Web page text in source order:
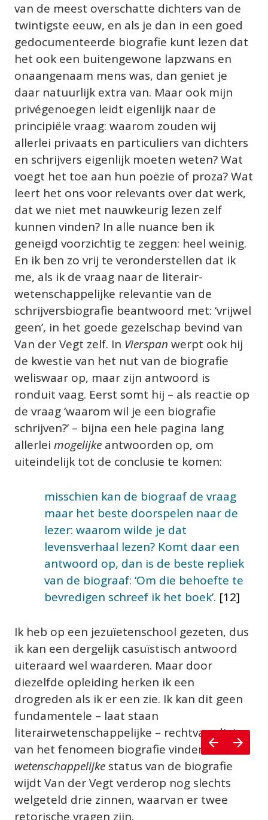
van de meest overschatte dichters van de
twintigste eeuw, en als je dan in een goed
gedocumenteerde biografie kunt lezen dat
het ook een buitengewone lapzwans en
onaangenaam mens was, dan geniet je
daar natuurlijk extra van. Maar ook mijn
privégenoegen leidt eigenlijk naar de
principiële vraag: waarom zouden wij
allerlei privaats en particuliers van dichters
en schrijvers eigenlijk moeten weten? Wat
voegt het toe aan hun poëzie of proza? Wat
leert het ons voor relevants over dat werk,
dat we niet met nauwkeurig lezen zelf
kunnen vinden? In alle nuance ben ik
geneigd voorzichtig te zeggen: heel weinig.
En ik ben zo vrij te veronderstellen dat ik
me, als ik de vraag naar de literair-
wetenschappelijke relevantie van de
schrijversbiografie beantwoord met: ‘vrijwel
geen’, in het goede gezelschap bevind van
Van der Vegt zelf. In Vierspan werpt ook hij
de kwestie van het nut van de biografie
weliswaar op, maar zijn antwoord is
ronduit vaag. Eerst somt hij – als reactie op
de vraag ‘waarom wil je een biografie
schrijven?’ – bijna een hele pagina lang
allerlei mogelijke antwoorden op, om
uiteindelijk tot de conclusie te komen:
misschien kan de biograaf de vraag
maar het beste doorspelen naar de
lezer: waarom wilde je dat
levensverhaal lezen? Komt daar een
antwoord op, dan is de beste repliek
van de biograaf: ‘Om die behoefte te
bevredigen schreef ik het boek’. [12]
Ik heb op een jezuïetenschool gezeten, dus
ik kan een dergelijk casuïstisch antwoord
uiteraard wel waarderen. Maar door
diezelfde opleiding herken ik een
drogreden als ik er een zie. Ik kan dit geen
fundamentele – laat staan
literairwetenschappelijke – rechtvaardiging
wetenschappelijke status van de biografie
wijdt Van der Vegt verderop nog slechts
welgeteld drie zinnen, waarvan er twee
retorische vragen zijn.